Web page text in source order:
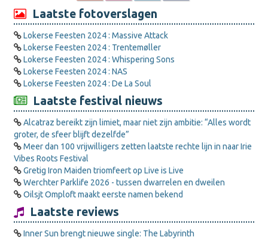
Laatste fotoverslagen
Lokerse Feesten 2024 : Massive Attack
Lokerse Feesten 2024 : Trentemøller
Lokerse Feesten 2024 : Whispering Sons
Lokerse Feesten 2024 : NAS
Lokerse Feesten 2024 : De La Soul
Laatste festival nieuws
Alcatraz bereikt zijn limiet, maar niet zijn ambitie: “Alles wordt
groter, de sfeer blijft dezelfde”
Meer dan 100 vrijwilligers zetten laatste rechte lijn in naar Irie
Vibes Roots Festival
Gretig Iron Maiden triomfeert op Live is Live
Werchter Parklife 2026 - tussen dwarrelen en dweilen
Oilsjt Omploft maakt eerste namen bekend
Laatste reviews
Inner Sun brengt nieuwe single: The Labyrinth